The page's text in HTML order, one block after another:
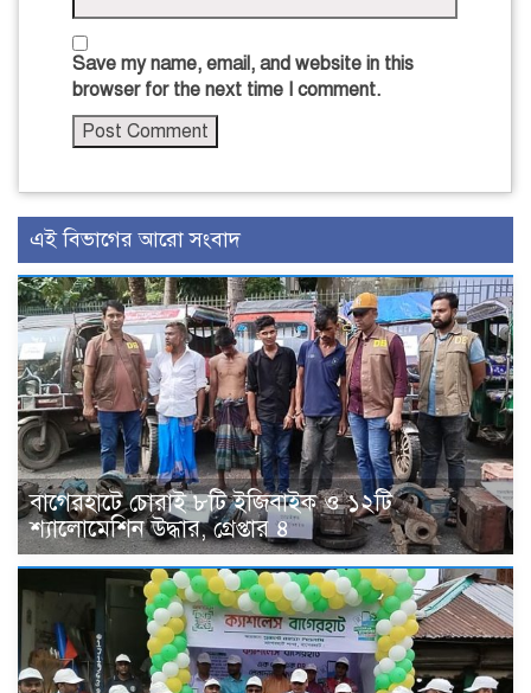
Save my name, email, and website in this
browser for the next time I comment.
এই বিভাগের আরো সংবাদ
বাগেরহাটে চোরাই ৮টি ইজিবাইক ও ১২টি
শ্যালোমেশিন উদ্ধার, গ্রেপ্তার ৪